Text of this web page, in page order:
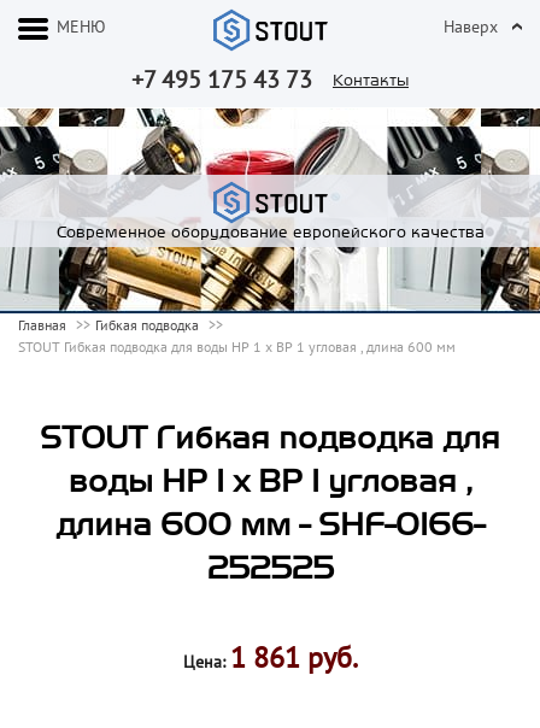
+7 495 175 43 73 Контакты
МЕНЮ Наверх
Современное оборудование европейского качества
Главная
Гибкая подводка
STOUT Гибкая подводка для воды НР 1 х ВР 1 угловая , длина 600 мм
STOUT Гибкая подводка для
воды НР 1 х ВР 1 угловая ,
длина 600 мм - SHF-0166-
252525
Цена: 1 861 руб.